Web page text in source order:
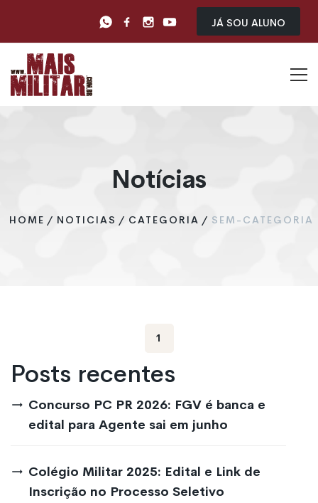
Já sou Aluno
Notícias
HOME / NOTICIAS / CATEGORIA / SEM-CATEGORIA
Posts recentes
Concurso PC PR 2026: FGV é banca e
edital para Agente sai em junho
Colégio Militar 2025: Edital e Link de
Inscrição no Processo Seletivo
1